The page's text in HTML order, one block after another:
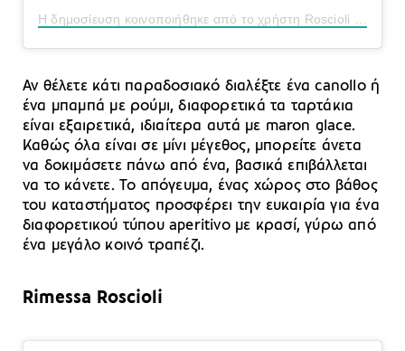
Αν θέλετε κάτι παραδοσιακό διαλέξτε ένα canollo ή
ένα μπαμπά με ρούμι, διαφορετικά τα ταρτάκια
είναι εξαιρετικά, ιδιαίτερα αυτά με maron glace.
Καθώς όλα είναι σε μίνι μέγεθος, μπορείτε άνετα
να δοκιμάσετε πάνω από ένα, βασικά επιβάλλεται
να το κάνετε. Το απόγευμα, ένας χώρος στο βάθος
του καταστήματος προσφέρει την ευκαιρία για ένα
διαφορετικού τύπου aperitivo με κρασί, γύρω από
ένα μεγάλο κοινό τραπέζι.
Rimessa Roscioli